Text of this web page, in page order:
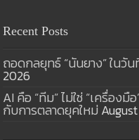
Recent Posts
ถอดกลยุทธ์ “นันยาง” ในวั
2026
AI คือ “ทีม” ไม่ใช่ “เครื่อง
กับการตลาดยุคใหม่